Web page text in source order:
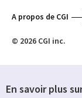
A propos de CGI
© 2026 CGI inc.
En savoir plus